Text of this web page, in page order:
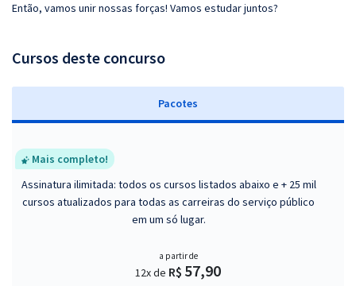
Então, vamos unir nossas forças! Vamos estudar juntos?
Cursos deste concurso
Pacotes
Mais completo!
Assinatura ilimitada: todos os cursos listados abaixo e + 25 mil
cursos atualizados para todas as carreiras do serviço público
em um só lugar.
a partir de
12x de R$ 57,90